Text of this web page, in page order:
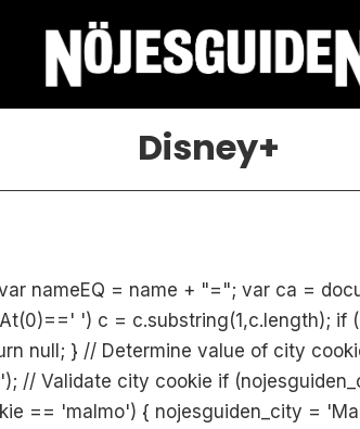
Disney+
nameEQ = name + "="; var ca =
') c = c.substring(1,c.length); if
null; } // Determine value of city
// Validate city cookie if
== 'malmo') { nojesguiden_city =